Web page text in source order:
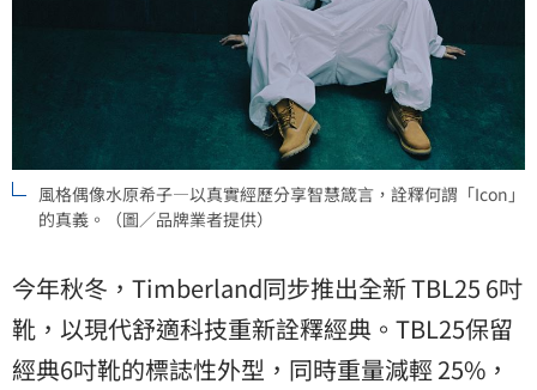
風格偶像水原希子—以真實經歷分享智慧箴言，詮釋何謂「Icon」
的真義。（圖／品牌業者提供）
今年秋冬，Timberland同步推出全新 TBL25 6吋
靴，以現代舒適科技重新詮釋經典。TBL25保留
經典6吋靴的標誌性外型，同時重量減輕 25%，